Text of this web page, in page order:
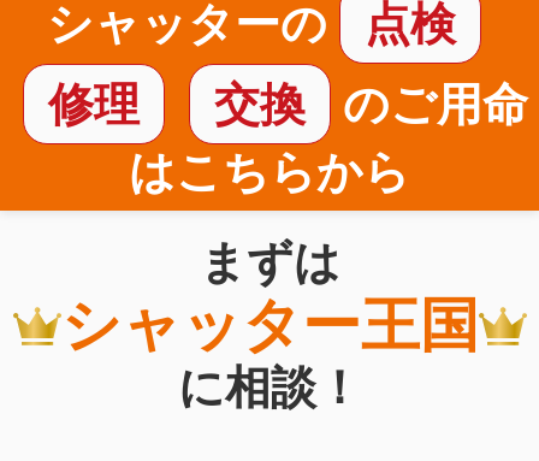
シャッターの
点検
修理
交換
のご用命
はこちらから
まずは
シャッター王国
に相談！